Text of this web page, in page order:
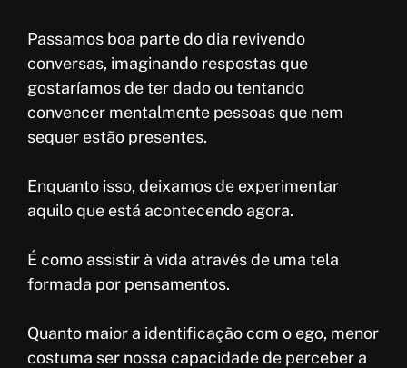
Passamos boa parte do dia revivendo
conversas, imaginando respostas que
gostaríamos de ter dado ou tentando
convencer mentalmente pessoas que nem
sequer estão presentes.
Enquanto isso, deixamos de experimentar
aquilo que está acontecendo agora.
É como assistir à vida através de uma tela
formada por pensamentos.
Quanto maior a identificação com o ego, menor
costuma ser nossa capacidade de perceber a